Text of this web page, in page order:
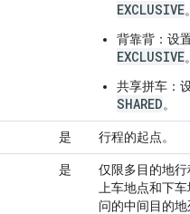
EXCLUSIVE。
背靠背 ：设
EXCLUSIVE。
共享拼车 ：
SHARED。
是 行程的起点。
是 仅限多目的地行
上车地点和下
问的中间目的